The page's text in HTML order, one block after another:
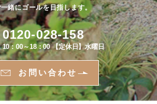
緒にゴールを目指します。
0120-028-158
10：00～18：00 【定休日】水曜日
お問い合わせ